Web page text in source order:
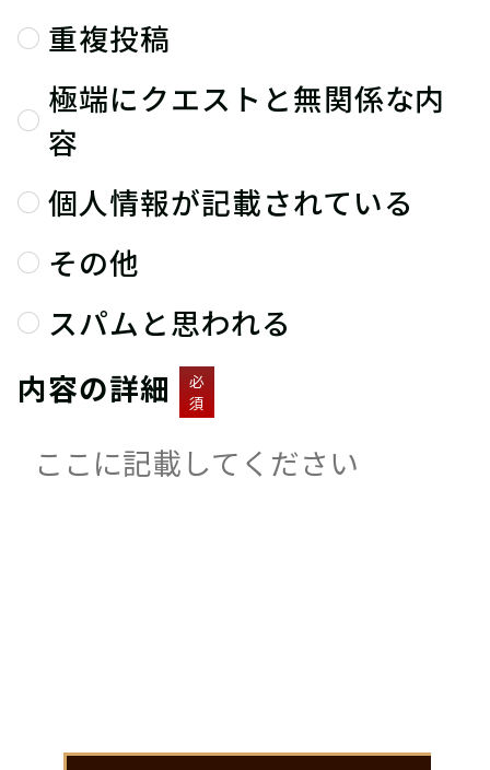
重複投稿
極端にクエストと無関係な内
容
個人情報が記載されている
その他
スパムと思われる
内容の詳細
必
須